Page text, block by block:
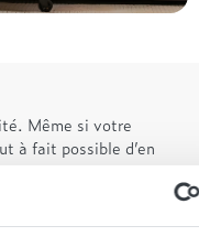
Même si votre
à fait possible d’en
et de bon sens.
changement : s’exposer